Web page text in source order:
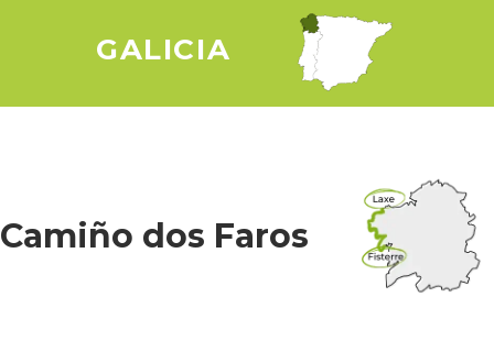
GALICIA
Camiño dos Faros